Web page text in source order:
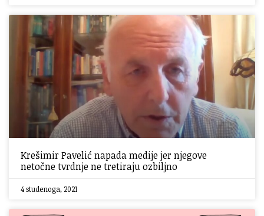
Krešimir Pavelić napada medije jer njegove
netočne tvrdnje ne tretiraju ozbiljno
4 studenoga, 2021